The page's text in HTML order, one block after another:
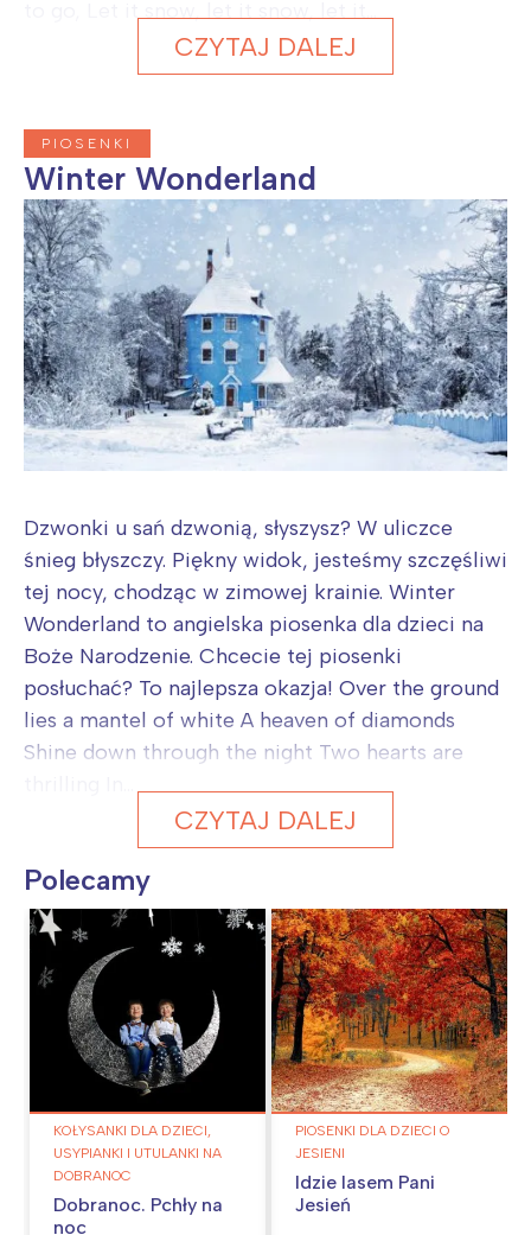
CZYTAJ DALEJ
PIOSENKI
Winter Wonderland
Dzwonki u sań dzwonią, słyszysz? W uliczce
śnieg błyszczy. Piękny widok, jesteśmy szczęśliwi
tej nocy, chodząc w zimowej krainie. Winter
Wonderland to angielska piosenka dla dzieci na
Boże Narodzenie. Chcecie tej piosenki
posłuchać? To najlepsza okazja! Over the ground
lies a mantel of white A heaven of diamonds
Shine down through the night Two hearts are
CZYTAJ DALEJ
Polecamy
KOŁYSANKI DLA DZIECI,
USYPIANKI I UTULANKI NA
DOBRANOC
Dobranoc. Pchły na
noc
PIOSENKI DLA DZIECI O
JESIENI
Idzie lasem Pani
Jesień